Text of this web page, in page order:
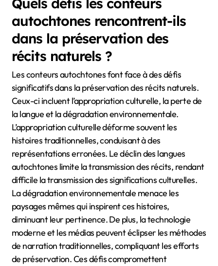
autochtones rencontrent-ils
dans la préservation des
récits naturels ?
Les conteurs autochtones font face à des défis
significatifs dans la préservation des récits naturels.
Ceux-ci incluent l’appropriation culturelle, la perte de
la langue et la dégradation environnementale.
L’appropriation culturelle déforme souvent les
histoires traditionnelles, conduisant à des
représentations erronées. Le déclin des langues
autochtones limite la transmission des récits, rendant
difficile la transmission des significations culturelles.
La dégradation environnementale menace les
paysages mêmes qui inspirent ces histoires,
diminuant leur pertinence. De plus, la technologie
moderne et les médias peuvent éclipser les méthodes
de narration traditionnelles, compliquant les efforts
de préservation. Ces défis compromettent